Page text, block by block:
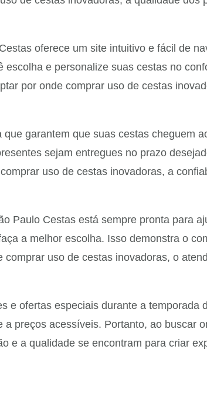
oferece um site intuitivo e fácil de
e personalize suas cestas no
por onde comprar uso de cestas
garantem que suas cestas cheguem
sejam entregues no prazo
uso de cestas inovadoras, a
Paulo Cestas está sempre pronta para
a melhor escolha. Isso demonstra o
uso de cestas inovadoras, o
e ofertas especiais durante a
preços acessíveis. Portanto, ao buscar
e a qualidade se encontram para criar